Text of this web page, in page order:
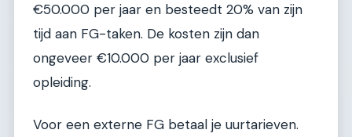
€50.000 per jaar en besteedt 20% van zijn
tijd aan FG-taken. De kosten zijn dan
ongeveer €10.000 per jaar exclusief
opleiding.
Voor een externe FG betaal je uurtarieven.